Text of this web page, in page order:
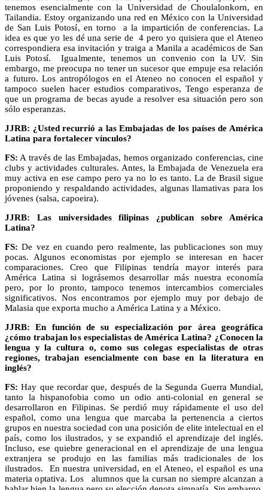
tenemos esencialmente con la Universidad de Choulalonkorn, en
Tailandia. Estoy organizando una red en México con la Universidad
de San Luis Potosí, en torno a la impartición de conferencias. La
idea es que yo les dé una serie de 4 pero yo quisiera que el Ateneo
correspondiera esa invitación y traiga a Manila a académicos de San
Luis Potosí. Igualmente, tenemos un convenio con la UV. Sin
embargo, me preocupa no tener un sucesor que empuje esa relación
a futuro. Los antropólogos en el Ateneo no conocen el español y
tampoco suelen hacer estudios comparativos, Tengo esperanza de
que un programa de becas ayude a resolver esa situación pero son
sólo esperanzas.
JJRB: ¿Usted recurrió a las Embajadas de los países de América
Latina para fortalecer vínculos?
FS: A través de las Embajadas, hemos organizado conferencias, cine
clubs y actividades culturales. Antes, la Embajada de Venezuela era
muy activa en ese campo pero ya no lo es tanto. La de Brasil sigue
proponiendo y respaldando actividades, algunas llamativas para los
jóvenes (salsa, capoeira).
JJRB: Las universidades filipinas ¿publican sobre América
Latina?
FS: De vez en cuando pero realmente, las publicaciones son muy
pocas. Algunos economistas por ejemplo se interesan en hacer
comparaciones. Creo que Filipinas tendría mayor interés para
América Latina si lográsemos desarrollar más nuestra economía
pero, por lo pronto, tampoco tenemos intercambios comerciales
significativos. Nos encontramos por ejemplo muy por debajo de
Malasia que exporta mucho a América Latina y a México.
JJRB: En función de su especialización por área geográfica
¿cómo trabajan los especialistas de América Latina? ¿Conocen la
lengua y la cultura o, como sus colegas especialistas de otras
regiones, trabajan esencialmente con base en la literatura en
inglés?
FS: Hay que recordar que, después de la Segunda Guerra Mundial,
tanto la hispanofobia como un odio anti-colonial en general se
desarrollaron en Filipinas. Se perdió muy rápidamente el uso del
español, como una lengua que marcaba la pertenencia a ciertos
grupos en nuestra sociedad con una posición de elite intelectual en el
país, como los ilustrados, y se expandió el aprendizaje del inglés.
Incluso, ese quiebre generacional en el aprendizaje de una lengua
extranjera se produjo en las familias más tradicionales de los
ilustrados. En nuestra universidad, en el Ateneo, el español es una
materia optativa. Los alumnos que la cursan no siempre alcanzan a